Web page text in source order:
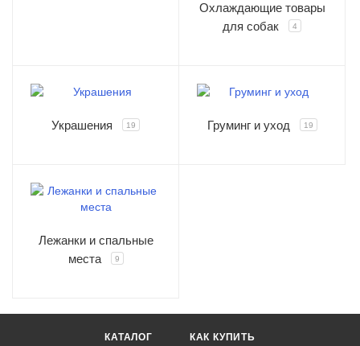
Охлаждающие товары
для собак
4
Украшения 19 Груминг и уход 19
Лежанки и спальные
места
9
КАТАЛОГ КАК КУПИТЬ